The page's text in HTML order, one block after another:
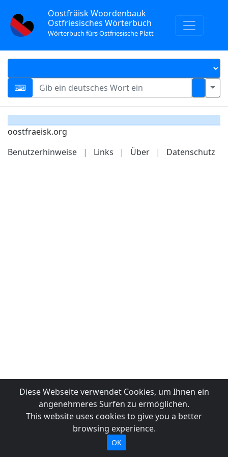
Oostfräisk Woordenbauk
Ostfriesisches Wörterbuch
Wörterbuch fürs Ostfriesische Platt
oostfraeisk.org
Benutzerhinweise
| Links | Über | Datenschutz
Diese Webseite verwendet Cookies, um Ihnen ein
angenehmeres Surfen zu ermöglichen.
This website uses cookies to give you a better
browsing experience.
OK